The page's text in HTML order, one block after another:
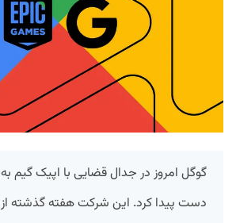
گوگل امروز در جدال قضایی با اپیک گیم
دست پیدا کرد. این شرکت هفته گذشته از